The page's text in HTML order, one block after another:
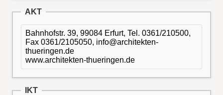
AKT
Bahnhofstr. 39, 99084 Erfurt, Tel. 0361/210500,
Fax 0361/2105050, info@architekten-
thueringen.de
www.architekten-thueringen.de
IKT